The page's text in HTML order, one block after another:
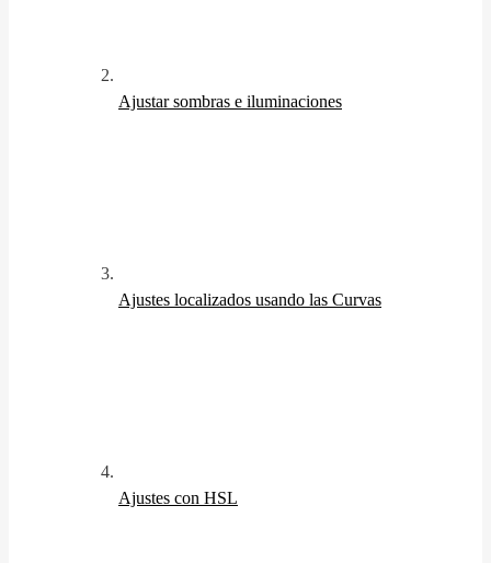
Ajustar sombras e iluminaciones
Ajustes localizados usando las Curvas
Ajustes con HSL